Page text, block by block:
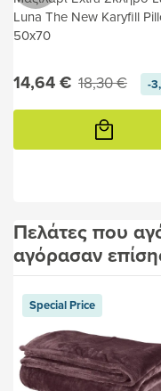
Luna The New Karyfill
50x70
14,64 € 18,30 € -
Προσθήκη
καλάθι
Πελάτες που
αγόρασαν
Special Price